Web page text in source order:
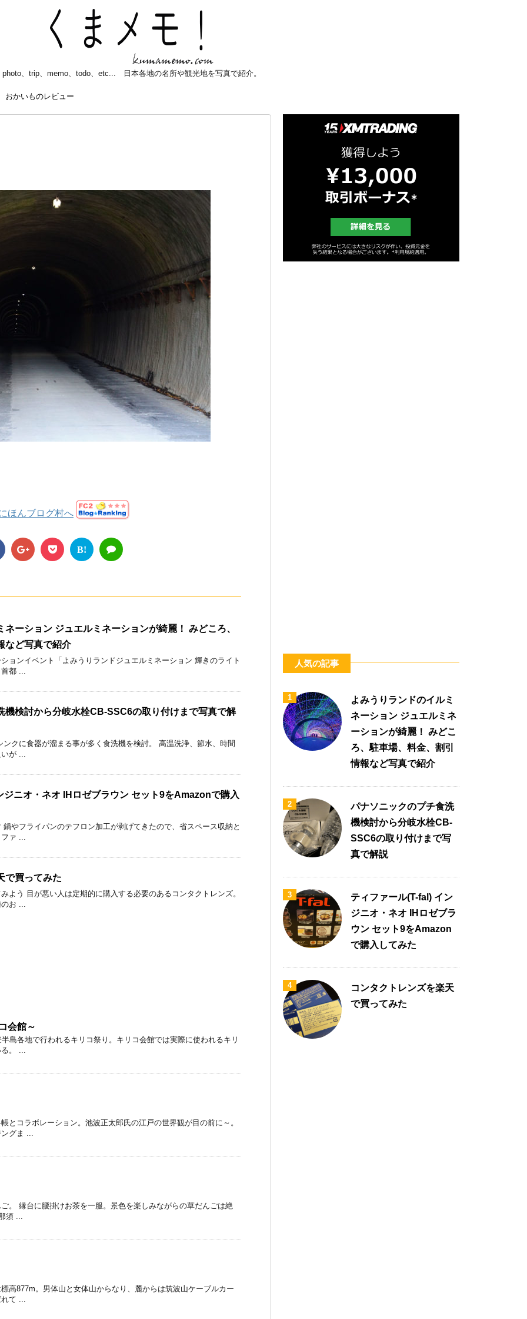
photo、trip、memo、todo、etc... 日本各地の名所や観光地を写真で紹介。
おかいものレビュー
B!
ーション ジュエルミネーションが綺麗！ みどころ、
など写真で紹介
ョンイベント「よみうりランドジュエルミネーション 輝きのライト
都 ...
機検討から分岐水栓CB-SSC6の取り付けまで写真で解
クに食器が溜まる事が多く食洗機を検討。 高温洗浄、節水、時間
が ...
ジニオ・ネオ IHロゼブラウン セット9をAmazonで購入
やフライパンのテフロン加工が剥げてきたので、省スペース収納と
ァ ...
で買ってみた
よう 目が悪い人は定期的に購入する必要のあるコンタクトレンズ。
お ...
会館～
島各地で行われるキリコ祭り。キリコ会館では実際に使われるキリ
。 ...
とコラボレーション。池波正太郎氏の江戸の世界観が目の前に～。
グま ...
。 縁台に腰掛けお茶を一服。景色を楽しみながらの草だんごは絶
須 ...
高877m。男体山と女体山からなり、麓からは筑波山ケーブルカー
て ...
人気の記事
1
よみうりランドのイルミ
ネーション ジュエルミネ
ーションが綺麗！ みどこ
ろ、駐車場、料金、割引
情報など写真で紹介
2
パナソニックのプチ食洗
機検討から分岐水栓CB-
SSC6の取り付けまで写
真で解説
3
ティファール(T-fal) イン
ジニオ・ネオ IHロゼブラ
ウン セット9をAmazon
で購入してみた
4
コンタクトレンズを楽天
で買ってみた